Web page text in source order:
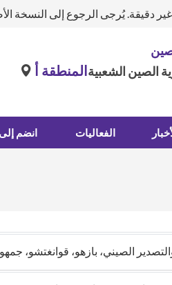
دقيقة. يُرجى الرجوع إلى النسخة
المنطقة أالصين الشعبية
انضم إلى الفعاليات
الصيني، بازهو، قوانغتشو،